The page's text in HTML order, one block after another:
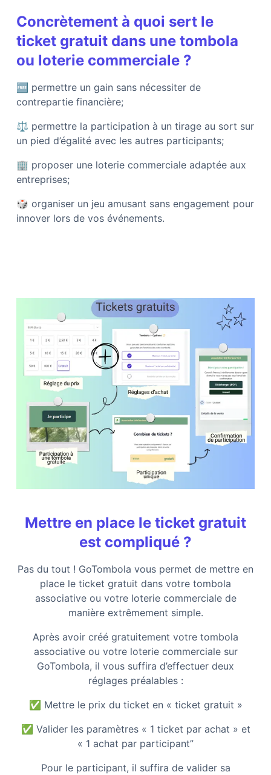
Concrètement à quoi sert le
ticket gratuit dans une tombola
ou loterie commerciale ?
🆓 permettre un gain sans nécessiter de
contrepartie financière;
⚖ permettre la participation à un tirage au sort sur
un pied d’égalité avec les autres participants;
🏢 proposer une loterie commerciale adaptée aux
entreprises;
🎲 organiser un jeu amusant sans engagement pour
innover lors de vos événements.
Mettre en place le ticket gratuit
est compliqué ?
Pas du tout ! GoTombola vous permet de mettre en
place le ticket gratuit dans votre tombola
associative ou votre loterie commerciale de
manière extrêmement simple.
Après avoir créé gratuitement votre tombola
associative ou votre loterie commerciale sur
GoTombola, il vous suffira d’effectuer deux
réglages préalables :
✅ Mettre le prix du ticket en « ticket gratuit »
✅ Valider les paramètres « 1 ticket par achat » et
« 1 achat par participant”
Pour le participant, il suffira de valider sa